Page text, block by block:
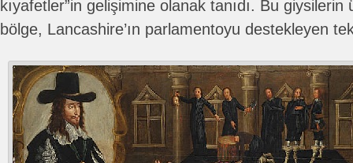
kıyafetler”in gelişimine olanak tanıdı. Bu giysilerin
bölge, Lancashire’ın parlamentoyu destekleyen